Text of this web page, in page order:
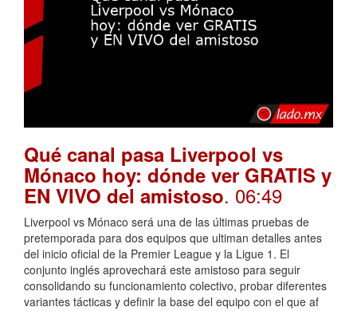
Qué canal pasa Liverpool vs
Mónaco hoy: dónde ver GRATIS y
EN VIVO del amistoso. 06:49
Liverpool vs Mónaco será una de las últimas pruebas de
pretemporada para dos equipos que ultiman detalles antes
del inicio oficial de la Premier League y la Ligue 1. El
conjunto inglés aprovechará este amistoso para seguir
consolidando su funcionamiento colectivo, probar diferentes
variantes tácticas y definir la base del equipo con el que af